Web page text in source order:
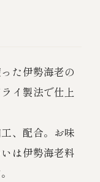
た伊勢海老の
イ製法で仕上
、配合。お味
は伊勢海老料